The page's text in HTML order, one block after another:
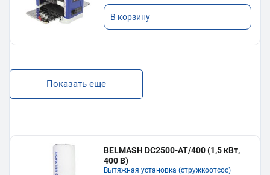
В корзину
Показать еще
BELMASH DC2500-AT/400 (1,5 кВт,
400 В)
Вытяжная установка (стружкоотсос)